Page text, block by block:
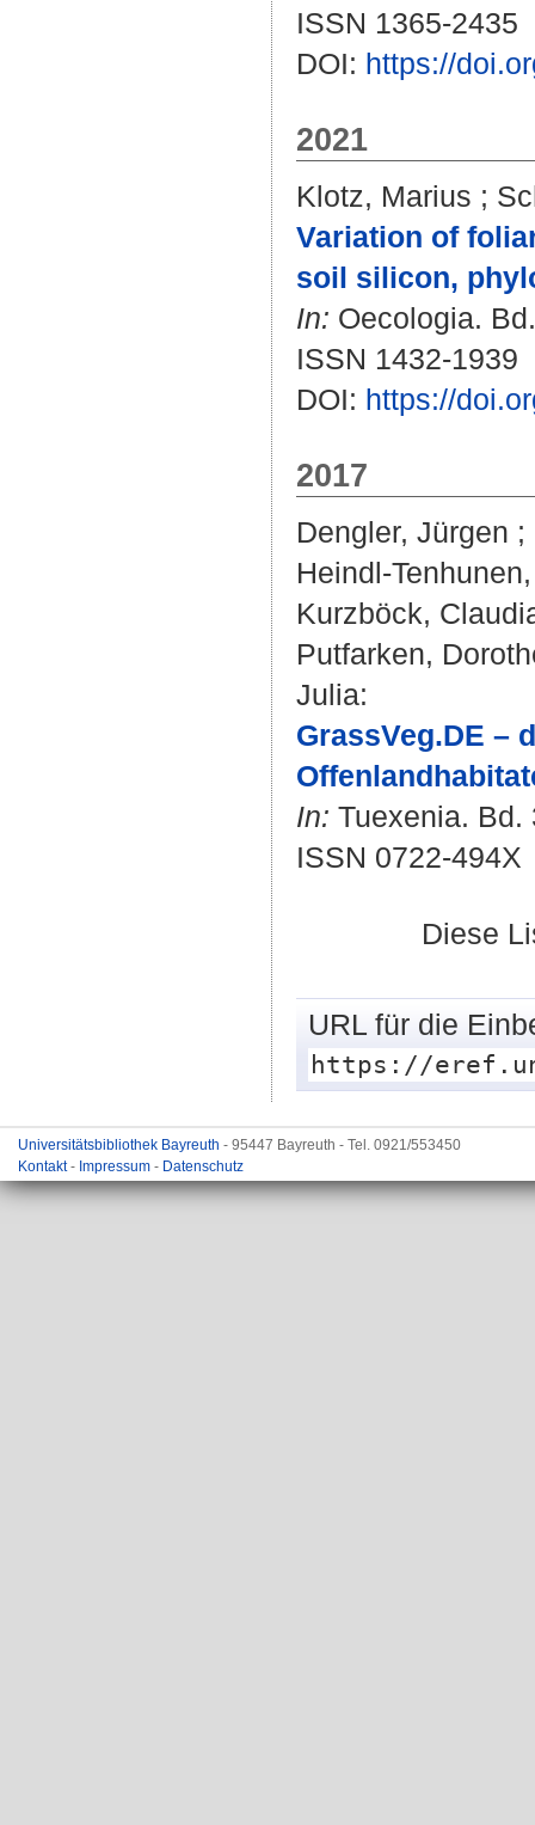
ISSN 1365-2435
DOI: https://
2021
Klotz, Marius ;
Variation of
soil silicon,
In: Oecologia.
ISSN 1432-1939
DOI: https://
2017
Dengler, Jürgen ;
Heindl-
Kurzböck,
Putfarken,
Julia:
GrassVeg.DE –
In: Tuexenia. Bd.
ISSN 0722-494X
Diese
URL für die
https://
Universitätsbibliothek Bayreuth - 95447 Bayreuth - Tel. 0921/553450
Kontakt- Impressum - Datenschutz